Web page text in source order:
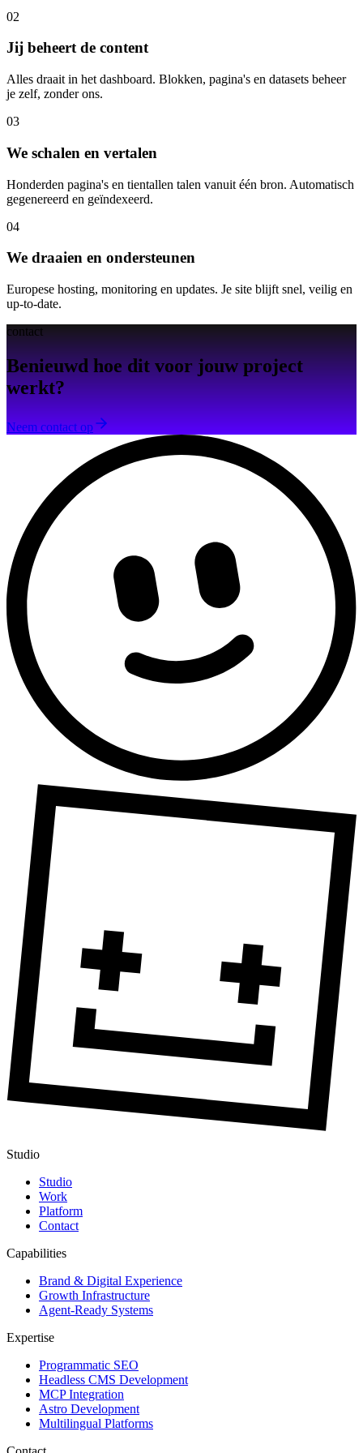
02
Jij beheert de content
Alles draait in het dashboard. Blokken, pagina's en datasets beheer
je zelf, zonder ons.
03
We schalen en vertalen
Honderden pagina's en tientallen talen vanuit één bron. Automatisch
gegenereerd en geïndexeerd.
04
We draaien en ondersteunen
Europese hosting, monitoring en updates. Je site blijft snel, veilig en
up-to-date.
contact
Benieuwd hoe dit voor jouw project
werkt?
Neem contact op
Studio
Studio
Work
Platform
Contact
Capabilities
Brand & Digital Experience
Growth Infrastructure
Agent-Ready Systems
Expertise
Programmatic SEO
Headless CMS Development
MCP Integration
Astro Development
Multilingual Platforms